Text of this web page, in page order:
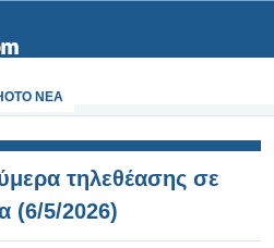
NEA
τηλεθέασης σε
(6/5/2026)